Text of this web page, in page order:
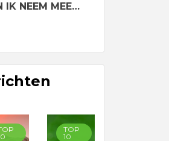
IK NEEM MEE…
TOP
10